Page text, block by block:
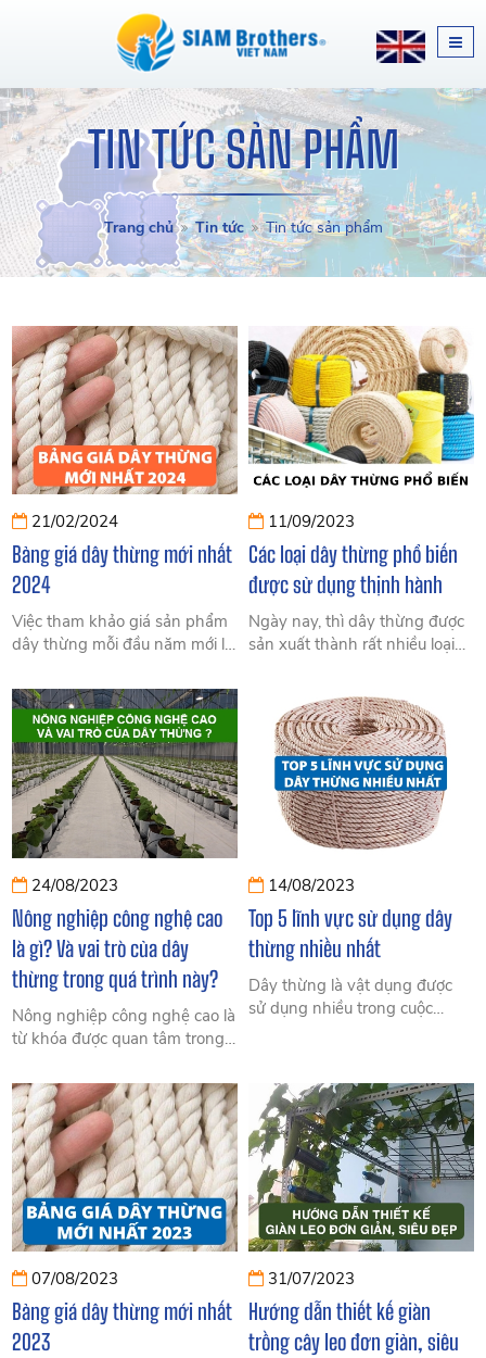
TIN TỨC SẢN PHẨM
Trang chủ Tin tức Tin tức sản phẩm
21/02/2024
Bảng giá dây thừng mới nhất
2024
Việc tham khảo giá sản phẩm
dây thừng mỗi đầu năm mới là
giá thị trường và có kế hoạch
chi tiêu tiền mua dây thừng
sao cho hợp lý.
11/09/2023
Các loại dây thừng phổ biến
được sử dụng thịnh hành
Ngày nay, thì dây thừng được
sản xuất thành rất nhiều loại
thừng được chia gồm có 2 loại
chính: Dây thừng tự nhiên và
dây thừng tổng hợp
24/08/2023
Nông nghiệp công nghệ cao
là gì? Và vai trò của dây
thừng trong quá trình này?
Nông nghiệp công nghệ cao là
từ khóa được quan tâm trong
nước ta đang định hướng
công nghiệp hóa – hiện đại
hóa đất nước thì rất cần áp
dụng công nghệ vào nông
nghiệp để giảm bớt lao động,
dịch chuyển lao động sang
công nghiệp và dịch vụ.
14/08/2023
Top 5 lĩnh vực sử dụng dây
thừng nhiều nhất
Dây thừng là vật dụng được
sử dụng nhiều trong cuộc
ngành nghề sử dụng dây
thừng...
07/08/2023
Bảng giá dây thừng mới nhất
2023
31/07/2023
Hướng dẫn thiết kế giàn
trồng cây leo đơn giản, siêu